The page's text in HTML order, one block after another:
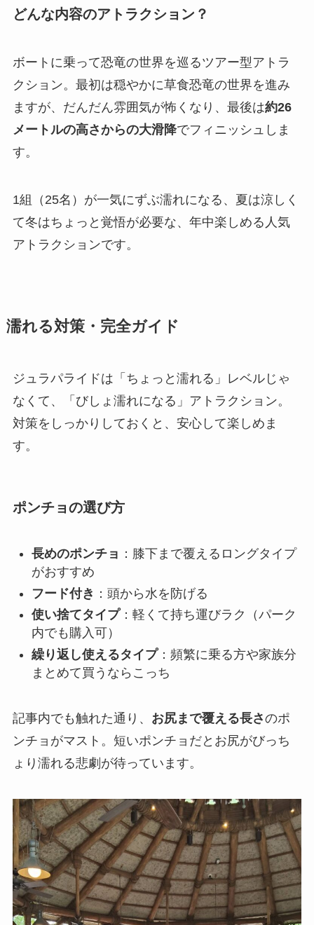
どんな内容のアトラクション？
ボートに乗って恐竜の世界を巡るツアー型アトラ
クション。最初は穏やかに草食恐竜の世界を進み
ますが、だんだん雰囲気が怖くなり、最後は約26
メートルの高さからの大滑降でフィニッシュしま
す。
1組（25名）が一気にずぶ濡れになる、夏は涼しく
て冬はちょっと覚悟が必要な、年中楽しめる人気
アトラクションです。
濡れる対策・完全ガイド
ジュラパライドは「ちょっと濡れる」レベルじゃ
なくて、「びしょ濡れになる」アトラクション。
対策をしっかりしておくと、安心して楽しめま
す。
ポンチョの選び方
長めのポンチョ ：膝下まで覆えるロングタイプ
がおすすめ
フード付き ：頭から水を防げる
使い捨てタイプ：軽くて持ち運びラク（パーク
内でも購入可）
繰り返し使えるタイプ：頻繁に乗る方や家族分
まとめて買うならこっち
記事内でも触れた通り、 お尻まで覆える長さのポ
ンチョがマスト。短いポンチョだとお尻がびっち
ょり濡れる悲劇が待っています。